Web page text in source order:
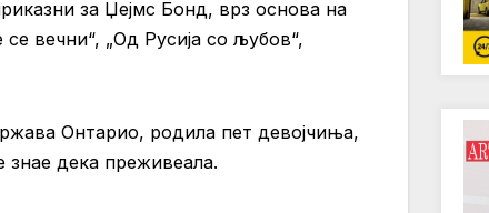
за Џејмс Бонд, врз основа на
вечни“, „Од Русија со љубов“,
Онтарио, родила пет девојчиња,
знае дека преживеала.